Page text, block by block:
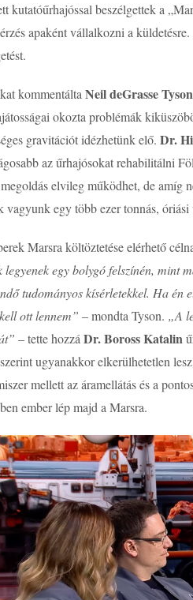
kutatóűrhajóssal beszélgettek a
apaként vállalkozni a
kommentáltaNeil deGrasse Tyson
okozta problémák
gravitációt idézhetünk elő. Dr.
az űrhajósokat rehabilitálni
elvileg működhet, de amíg
vagyunk egy több ezer tonnás,
Marsra költöztetése elérhető
legyenek egy bolygó felszínén, mint
tudományos kísérletekkel. Ha én
ott lennem” – mondta Tyson. „A
– tette hozzáDr. Boross Katalin
ugyanakkor elkerülhetetlen
mellett az áramellátás és a
ember lép majd a Marsra.